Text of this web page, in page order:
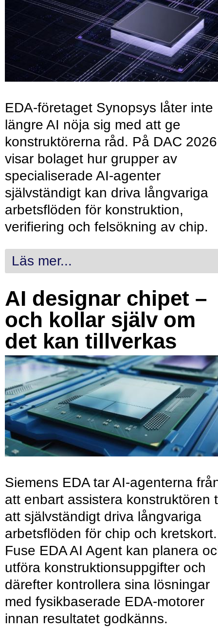
EDA-företaget Synopsys låter inte
längre AI nöja sig med att ge
konstruktörerna råd. På DAC 2026
visar bolaget hur grupper av
specialiserade AI-agenter
självständigt kan driva långvariga
arbetsflöden för konstruktion,
verifiering och felsökning av chip.
Läs mer...
AI designar chipet –
och kollar själv om
det kan tillverkas
Siemens EDA tar AI-agenterna
att enbart assistera konstruktören
att självständigt driva långvariga
arbetsflöden för chip och kretskort.
Fuse EDA AI Agent kan planera
utföra konstruktionsuppgifter och
därefter kontrollera sina lösningar
med fysikbaserade EDA-motorer
innan resultatet godkänns.